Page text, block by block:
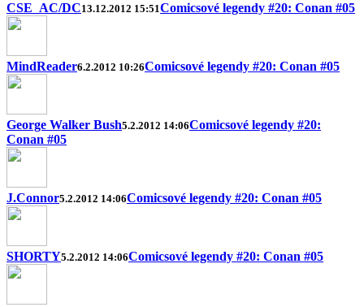
CSE_AC/DC13.12.2012 15:51Comicsové legendy #20: Conan #05
MindReader6.2.2012 10:26Comicsové legendy #20: Conan #05
George Walker Bush5.2.2012 14:06Comicsové legendy #20:
Conan #05
J.Connor5.2.2012 14:06Comicsové legendy #20: Conan #05
SHORTY5.2.2012 14:06Comicsové legendy #20: Conan #05